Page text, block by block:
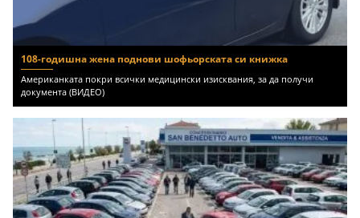
108-годишна жена поднови шофьорската си книжка
Американката покри всички медицински изисквания, за да получи
документа (ВИДЕО)